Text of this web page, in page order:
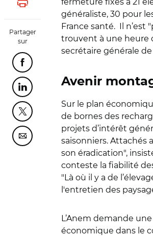
Lancer l'impression
Partager
sur
Partager cette page sur Facebook
Partager cette page sur Linkedin
Partager cette page sur Twitter
Partager cette page sur Courriel
généraliste, 30 pour
France santé. Il n’est
trouvent à une heure
secrétaire générale
Avenir
Sur le plan
de bornes des
projets d’intérêt
saisonniers. Attachés
son éradication",
conteste la fiabilité
"Là où il y a de
l'entretien des
L’Anem demande
économique dans le